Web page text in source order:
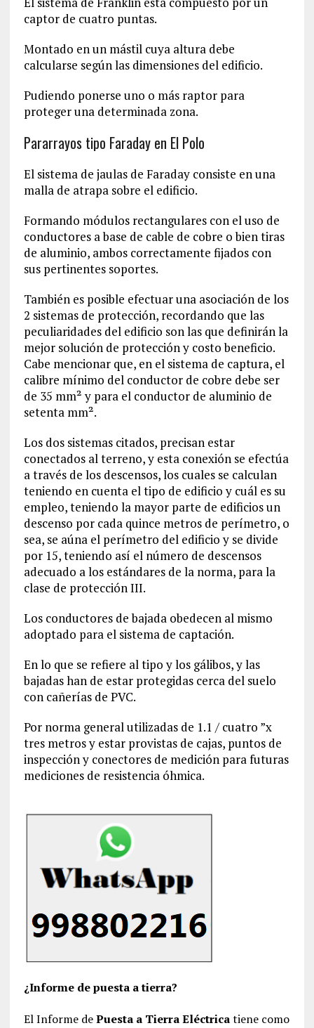
captor de cuatro puntas.
Montado en un mástil cuya altura debe
calcularse según las dimensiones del edificio.
Pudiendo ponerse uno o más raptor para
proteger una determinada zona.
Pararrayos tipo Faraday en El Polo
El sistema de jaulas de Faraday consiste en una
malla de atrapa sobre el edificio.
Formando módulos rectangulares con el uso de
conductores a base de cable de cobre o bien tiras
de aluminio, ambos correctamente fijados con
sus pertinentes soportes.
También es posible efectuar una asociación de los
2 sistemas de protección, recordando que las
peculiaridades del edificio son las que definirán la
mejor solución de protección y costo beneficio.
Cabe mencionar que, en el sistema de captura, el
calibre mínimo del conductor de cobre debe ser
de 35 mm² y para el conductor de aluminio de
setenta mm².
Los dos sistemas citados, precisan estar
conectados al terreno, y esta conexión se efectúa
a través de los descensos, los cuales se calculan
teniendo en cuenta el tipo de edificio y cuál es su
empleo, teniendo la mayor parte de edificios un
descenso por cada quince metros de perímetro, o
sea, se aúna el perímetro del edificio y se divide
por 15, teniendo así el número de descensos
adecuado a los estándares de la norma, para la
clase de protección III.
Los conductores de bajada obedecen al mismo
adoptado para el sistema de captación.
En lo que se refiere al tipo y los gálibos, y las
bajadas han de estar protegidas cerca del suelo
con cañerías de PVC.
Por norma general utilizadas de 1.1 / cuatro ”x
tres metros y estar provistas de cajas, puntos de
inspección y conectores de medición para futuras
mediciones de resistencia óhmica.
¿Informe de puesta a tierra?
El Informe dePuesta a Tierra Eléctricatiene como